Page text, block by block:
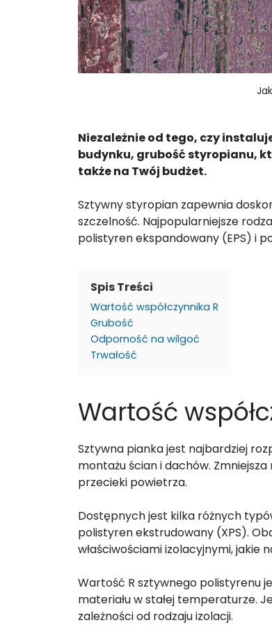
Niezależnie od tego, czy
budynku, grubość styropianu,
także na Twój budżet.
Sztywny styropian zapewnia
szczelność. Najpopularniejsze
polistyren ekspandowany (EPS) i
Spis Treści
Wartość współczynnika R
Grubość
Odporność na wilgoć
Trwałość
Wartość
Sztywna pianka jest najbardziej
montażu ścian i dachów.
przecieki powietrza.
Dostępnych jest kilka różnych
polistyren ekstrudowany (XPS).
właściwościami izolacyjnymi, jakie
Wartość R sztywnego polistyrenu
materiału w stałej temperaturze.
zależności od rodzaju izolacji.